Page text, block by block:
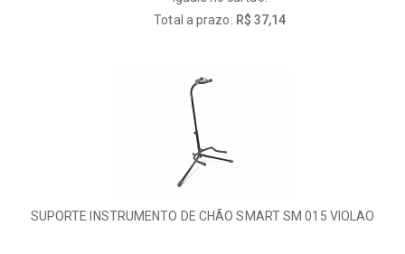
Total a prazo: R$ 37,14
SUPORTE INSTRUMENTO DE CHÃO SMART SM 015 VIOLAO